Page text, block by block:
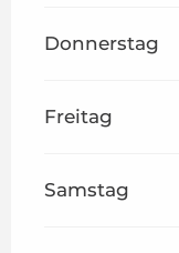
Donnerstag
Freitag
Samstag